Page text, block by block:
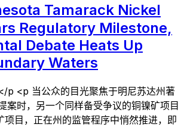
Tamarack Nickel
Regulatory Milestone,
Debate Heats Up
Waters
p <p 当公众的目光聚焦于明尼苏达州著
案时，另一个同样备受争议的铜镍矿项目
目，正在州的监管程序中悄然推进，即